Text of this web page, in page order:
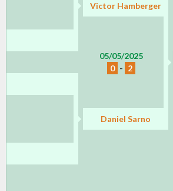
Victor Hamberger
05/05/2025
0 - 2
Daniel Sarno